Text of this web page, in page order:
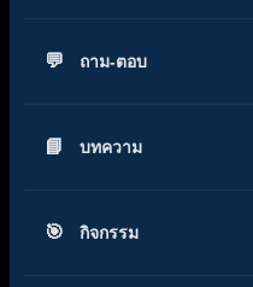
ถาม-ตอบ
บทความ
กิจกรรม